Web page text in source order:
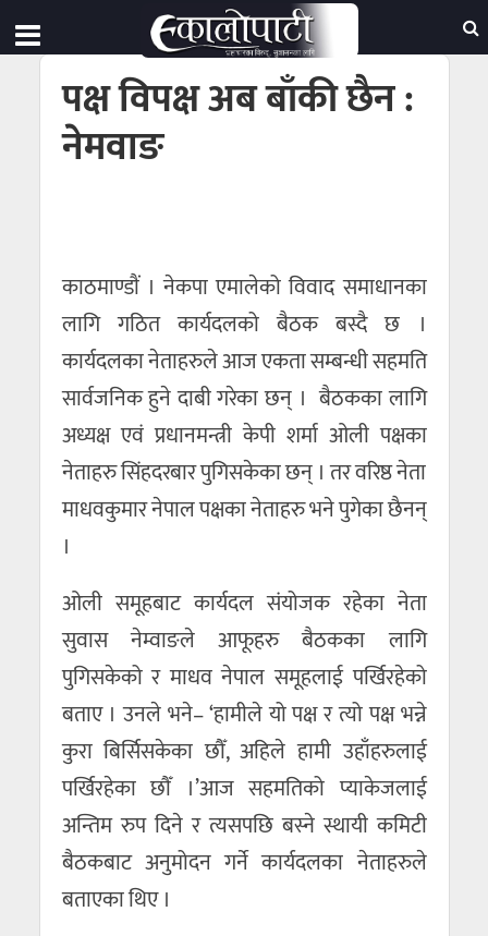
पक्ष विपक्ष अब बाँकी छैन :
नेमवाङ
काठमाण्डाैं । नेकपा एमालेको विवाद समाधानका
लागि गठित कार्यदलको बैठक बस्दै छ ।
कार्यदलका नेताहरुले आज एकता सम्बन्धी सहमति
सार्वजनिक हुने दाबी गरेका छन् । बैठकका लागि
अध्यक्ष एवं प्रधानमन्त्री केपी शर्मा ओली पक्षका
नेताहरु सिंहदरबार पुगिसकेका छन् । तर वरिष्ठ नेता
माधवकुमार नेपाल पक्षका नेताहरु भने पुगेका छैनन्
।
ओली समूहबाट कार्यदल संयोजक रहेका नेता
सुवास नेम्वाङले आफूहरु बैठकका लागि
पुगिसकेको र माधव नेपाल समूहलाई पर्खिरहेको
बताए । उनले भने– ‘हामीले यो पक्ष र त्यो पक्ष भन्ने
कुरा बिर्सिसकेका छौँ, अहिले हामी उहाँहरुलाई
पर्खिरहेका छाैँ ।’आज सहमतिको प्याकेजलाई
अन्तिम रुप दिने र त्यसपछि बस्ने स्थायी कमिटी
बैठकबाट अनुमोदन गर्ने कार्यदलका नेताहरुले
बताएका थिए ।